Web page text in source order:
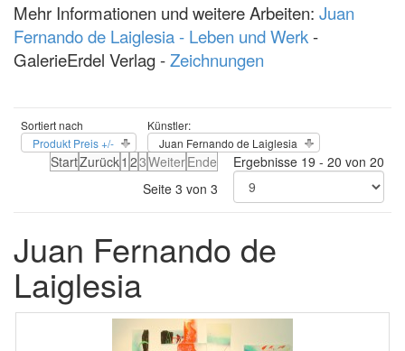
Mehr Informationen und weitere Arbeiten: Juan
Fernando de Laiglesia - Leben und Werk-
GalerieErdel Verlag -Zeichnungen
Sortiert nach
Produkt Preis +/-
Künstler:
Juan Fernando de Laiglesia
StartZurück1 23WeiterEnde
Seite 3 von 3
Ergebnisse 19 - 20 von 20
Juan Fernando de
Laiglesia